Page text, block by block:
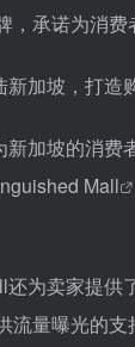
承诺为消费
加坡的消
Mall
为卖家提
流量曝光的